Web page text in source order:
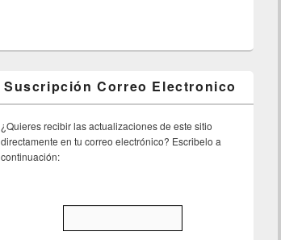
Suscripción Correo Electronico
¿Quieres recibir las actualizaciones de este sitio
directamente en tu correo electrónico? Escribelo a
continuación: